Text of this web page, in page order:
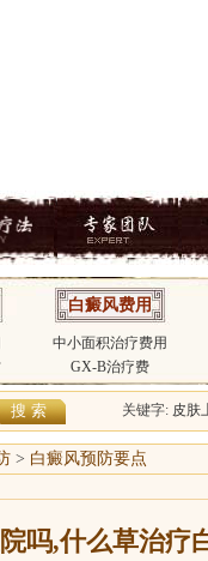
白癜风费用
中小面积治疗费用
GX-B治疗费
关键字: 皮肤
> 白癜风预防要点
吗,什么草治疗